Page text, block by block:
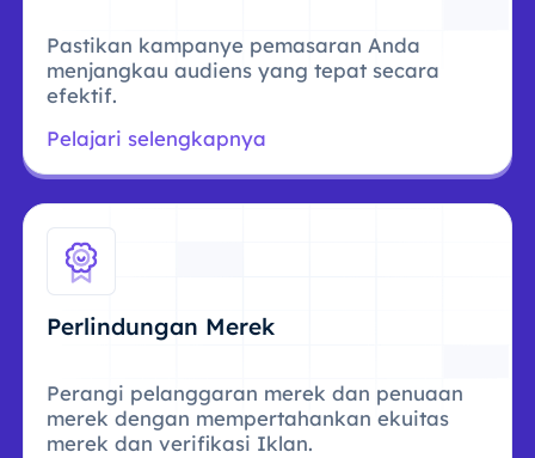
Pastikan kampanye pemasaran Anda
menjangkau audiens yang tepat secara
efektif.
Pelajari selengkapnya
Perlindungan Merek
Perangi pelanggaran merek dan penuaan
merek dengan mempertahankan ekuitas
merek dan verifikasi Iklan.